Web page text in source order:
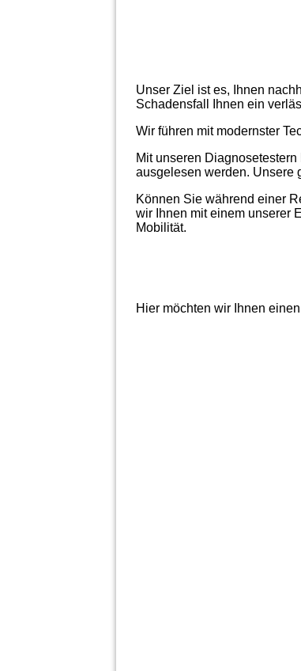
Unser Ziel ist es, Ihnen
Schadensfall Ihnen ein
Wir führen mit modernster
Mit unseren
ausgelesen werden. Unsere
Können Sie während einer
wir Ihnen mit einem unserer
Mobilität.
Hier möchten wir Ihnen